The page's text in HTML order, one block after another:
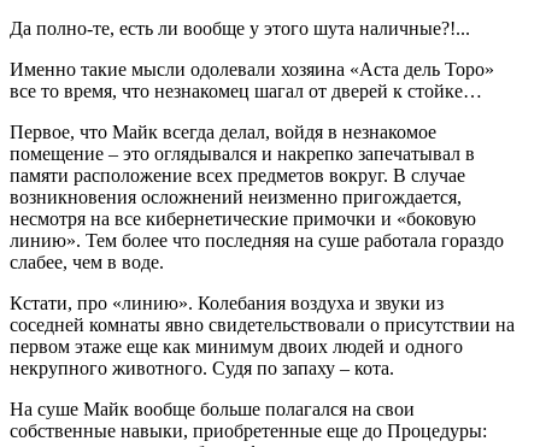
Да полно-те, есть ли вообще у этого шута наличные?!...
Именно такие мысли одолевали хозяина «Аста дель Торо»
все то время, что незнакомец шагал от дверей к стойке…
Первое, что Майк всегда делал, войдя в незнакомое
помещение – это оглядывался и накрепко запечатывал в
памяти расположение всех предметов вокруг. В случае
возникновения осложнений неизменно пригождается,
несмотря на все кибернетические примочки и «боковую
линию». Тем более что последняя на суше работала гораздо
слабее, чем в воде.
Кстати, про «линию». Колебания воздуха и звуки из
соседней комнаты явно свидетельствовали о присутствии на
первом этаже еще как минимум двоих людей и одного
некрупного животного. Судя по запаху – кота.
На суше Майк вообще больше полагался на свои
собственные навыки, приобретенные еще до Процедуры: